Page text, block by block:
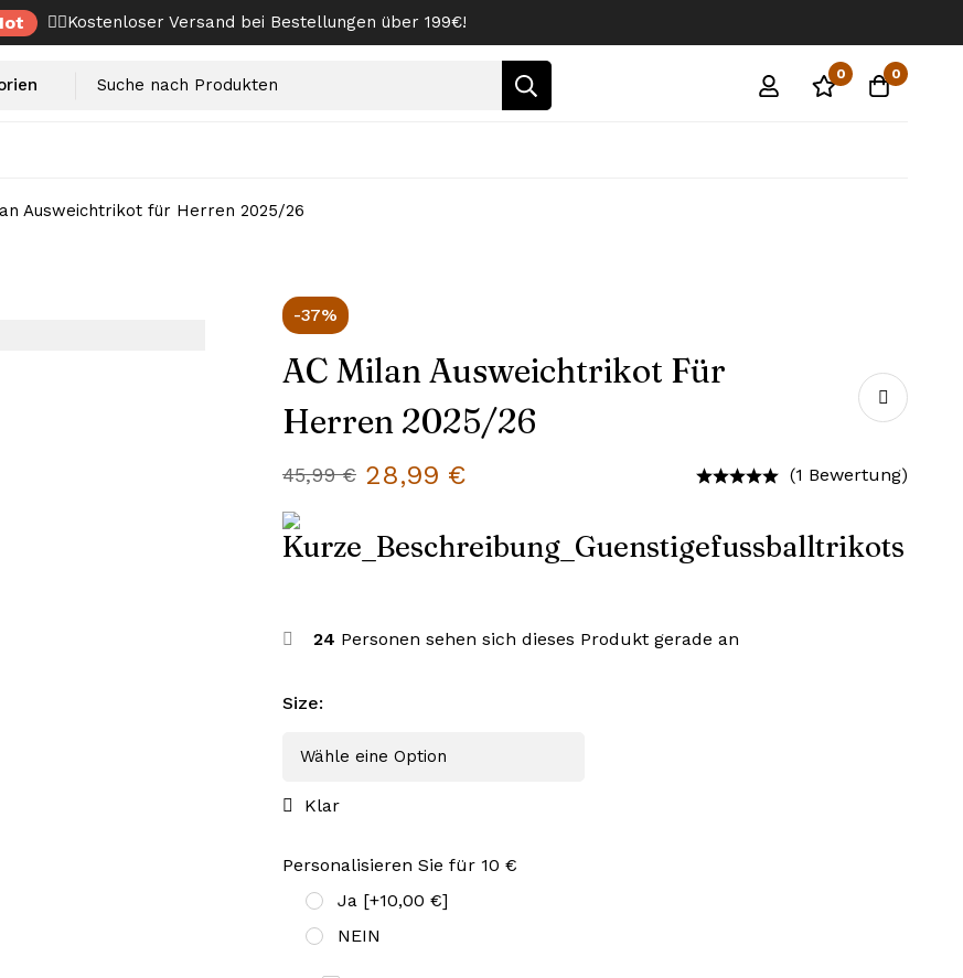
✌🏼Kostenloser Versand bei Bestellungen über 199€!
0 0
Ausweichtrikot für Herren 2025/26
-37%
AC Milan Ausweichtrikot Für
Herren 2025/26
45,99€ 28,99 € (1 Bewertung)
24 Personen sehen sich dieses Produkt gerade an
Size:
Klar
Personalisieren Sie für 10 €
Ja [+10,00 €]
NEIN